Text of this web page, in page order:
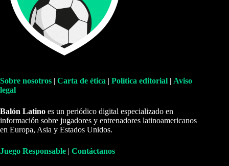
Sobre nosotros | Carta de ética | Política editorial | Aviso
legal
Balón Latino es un periódico digital especializado en
información sobre jugadores y entrenadores latinoamericanos
en Europa, Asia y Estados Unidos.
Juego Responsable | Contáctanos